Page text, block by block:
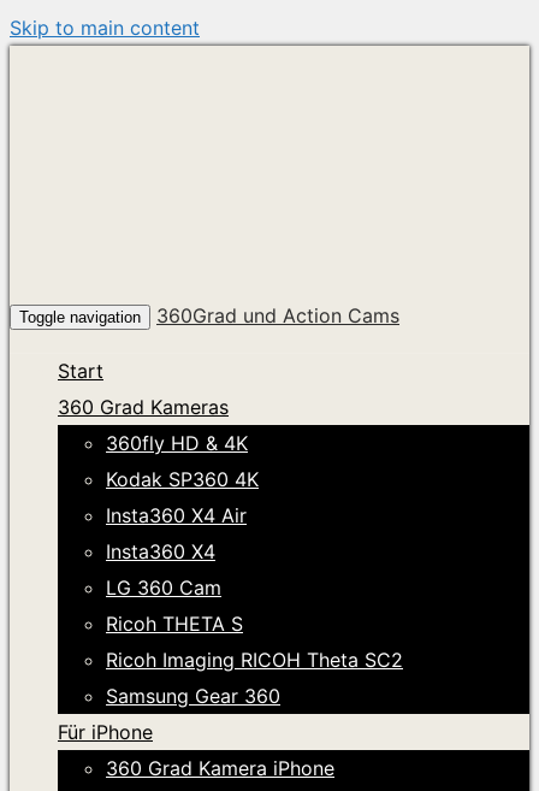
Skip to main content
Toggle navigation 360Grad und Action Cams
Start
360 Grad Kameras
360fly HD & 4K
Kodak SP360 4K
Insta360 X4 Air
Insta360 X4
LG 360 Cam
Ricoh THETA S
Ricoh Imaging RICOH Theta SC2
Samsung Gear 360
Für iPhone
360 Grad Kamera iPhone